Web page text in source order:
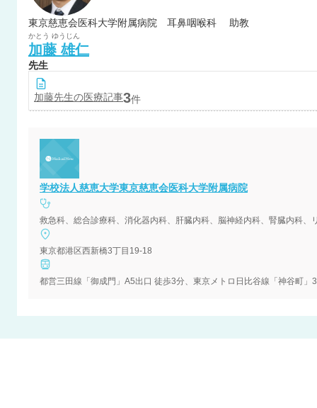
東京慈恵会医科大学附属病院 耳鼻咽喉科 助教
かとう ゆうじん
加藤 雄仁
先生
加藤先生の医療記事3件
学校法人慈恵大学東京慈恵会医科大学附属病院
東京都港区西新橋3丁目19-18